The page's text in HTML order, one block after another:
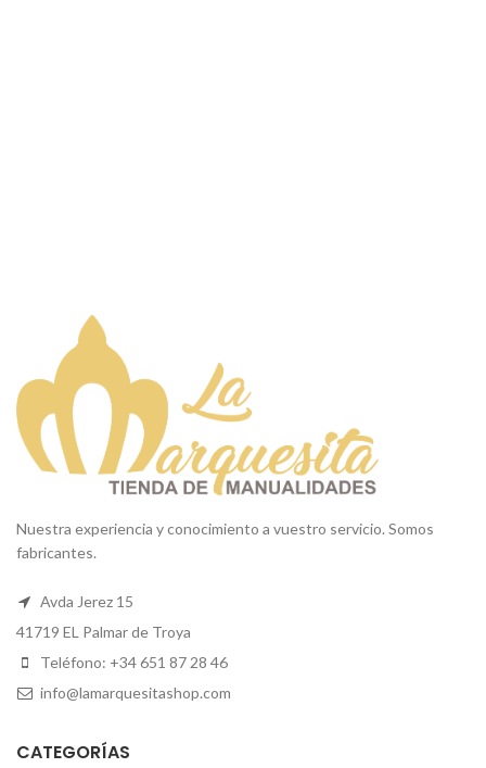
Nuestra experiencia y conocimiento a vuestro servicio. Somos
fabricantes.
Avda Jerez 15
41719 EL Palmar de Troya
Teléfono: +34 651 87 28 46
info@lamarquesitashop.com
CATEGORÍAS